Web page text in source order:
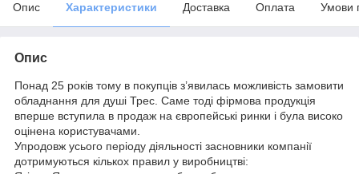
Опис Характеристики Доставка Оплата Умови
Опис
Понад 25 років тому в покупців з’явилась можливість замовити
обладнання для душі Трес. Саме тоді фірмова продукція
вперше вступила в продаж на європейські ринки і була високо
оцінена користувачами.
Упродовж усього періоду діяльності засновники компанії
дотримуються кількох правил у виробництві: